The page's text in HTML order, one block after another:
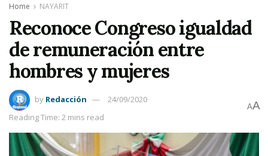
Home NAYARIT
Reconoce Congreso igualdad
de remuneración entre
hombres y mujeres
by Redacción
24/09/2020
Reading Time: 2 mins read
AA